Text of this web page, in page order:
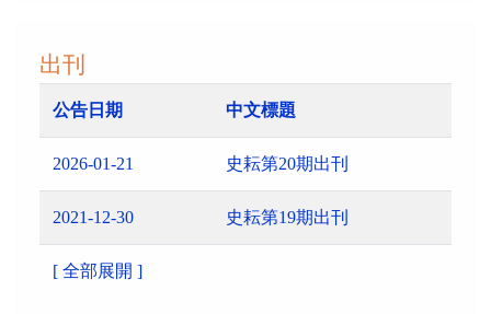
出刊
公告日期 中文標題
2026-01-21 史耘第20期出刊
2021-12-30 史耘第19期出刊
[ 全部展開 ]